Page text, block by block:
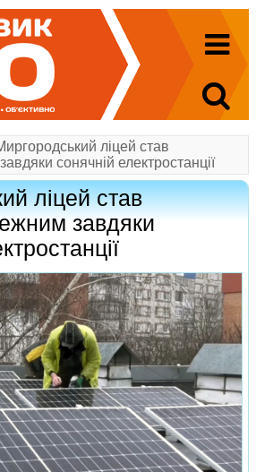
ліцей став
сонячній електростанції
ліцей став
завдяки